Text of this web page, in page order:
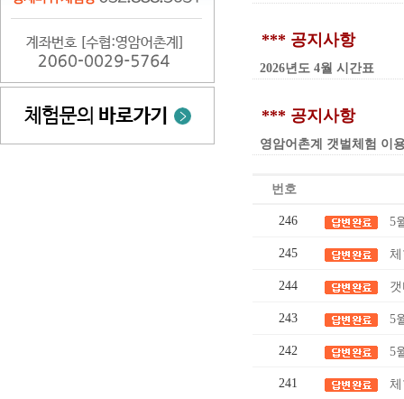
*** 공지사항
2026년도 4월 시간표
*** 공지사항
영암어촌계 갯벌체험 이
번호
246 5
245
244
243 5
242 5
241